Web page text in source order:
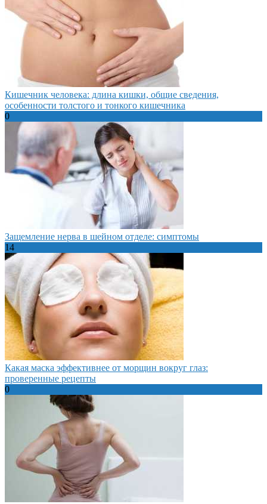
Кишечник человека: длина кишки, общие сведения,
особенности толстого и тонкого кишечника
0
Защемление нерва в шейном отделе: симптомы
14
Какая маска эффективнее от морщин вокруг глаз:
проверенные рецепты
0